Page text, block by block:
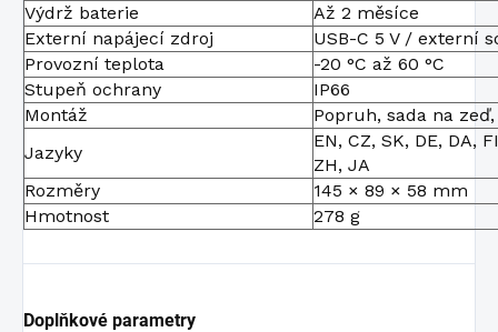
Výdrž baterie
Až 2 měsíce
Externí napájecí zdroj
USB-C 5 V / externí
Provozní teplota
-20 °C až 60 °C
Stupeň ochrany
IP66
Montáž
Popruh, sada na
Jazyky
EN, CZ, SK, DE, DA,
ZH, JA
Rozměry
145 × 89 × 58 mm
Hmotnost
278 g
Doplňkové parametry